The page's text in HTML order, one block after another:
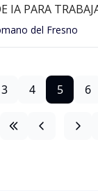
IA PARA
del Fresno
3 4 5 6